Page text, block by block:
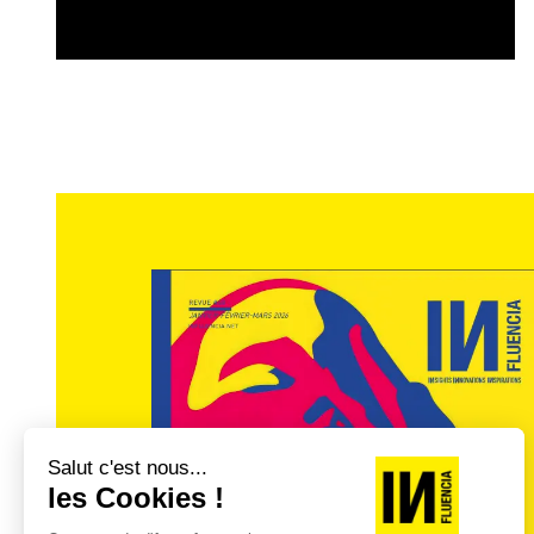
EN RÉSUMÉ
promeut plus de diversité dans
notamment plus
femmes. L’approche de SISTA
toutes les parties prenantes de
bonnes pratiques afin de lutter
une génération de leaders plus
Alexia Reisset son board
Redoute & Relais Colis),